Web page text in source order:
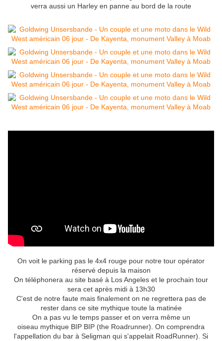
verra aussi un Harley en panne au bord de la route
On voit le parking pas le 4x4 rouge pour notre tour opérator
réservé depuis la maison
On téléphonera au site basé à Los Angeles et le prochain tour
sera cet après midi à 13h30
C'est de notre faute mais finalement on ne regrettera pas de
rester dans ce site mythique toute la matinée
On a pas vu le temps passer et on verra même un
oiseau mythique BIP BIP (the Roadrunner). On comprendra
l'appellation du bar à Seligman qui s'appelait RoadRunner). Si